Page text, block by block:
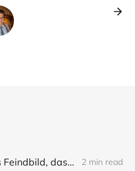
LAP COFFEE ist das Feindbild, das der Bar noch fehlt. 2 min read